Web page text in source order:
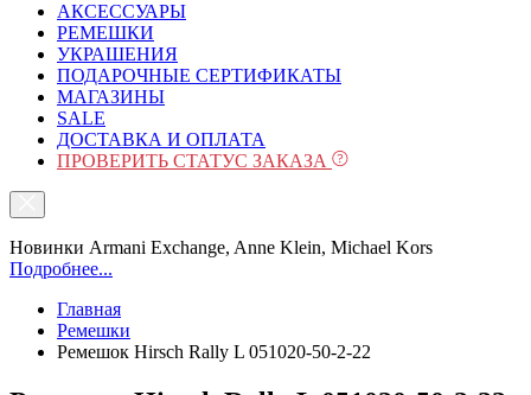
АКСЕССУАРЫ
РЕМЕШКИ
УКРАШЕНИЯ
ПОДАРОЧНЫЕ СЕРТИФИКАТЫ
МАГАЗИНЫ
SALE
ДОСТАВКА И ОПЛАТА
ПРОВЕРИТЬ СТАТУС ЗАКАЗА
Новинки Armani Exchange, Anne Klein, Michael Kors
Подробнее...
Главная
Ремешки
Ремешок Hirsch Rally L 051020-50-2-22